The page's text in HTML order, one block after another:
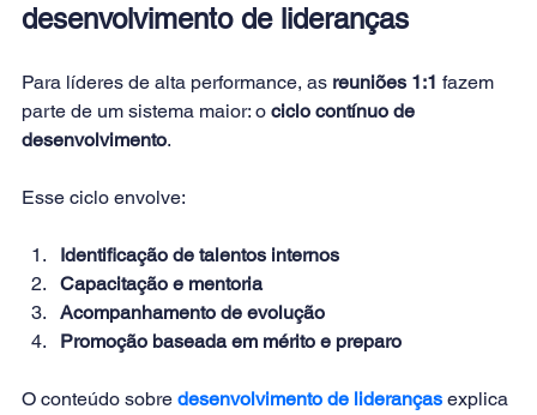
desenvolvimento de lideranças
Para líderes de alta performance, as reuniões 1:1 fazem
parte de um sistema maior: o ciclo contínuo de
desenvolvimento.
Esse ciclo envolve:
Identificação de talentos internos
Capacitação e mentoria
Acompanhamento de evolução
Promoção baseada em mérito e preparo
O conteúdo sobre desenvolvimento de lideranças explica